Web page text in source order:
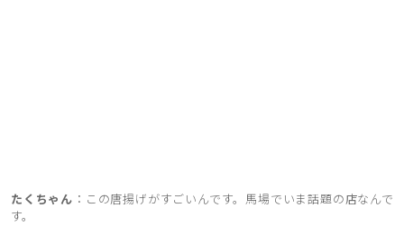
たくちゃん ：この唐揚げがすごいんです。馬場でいま話題の店なんで
す。